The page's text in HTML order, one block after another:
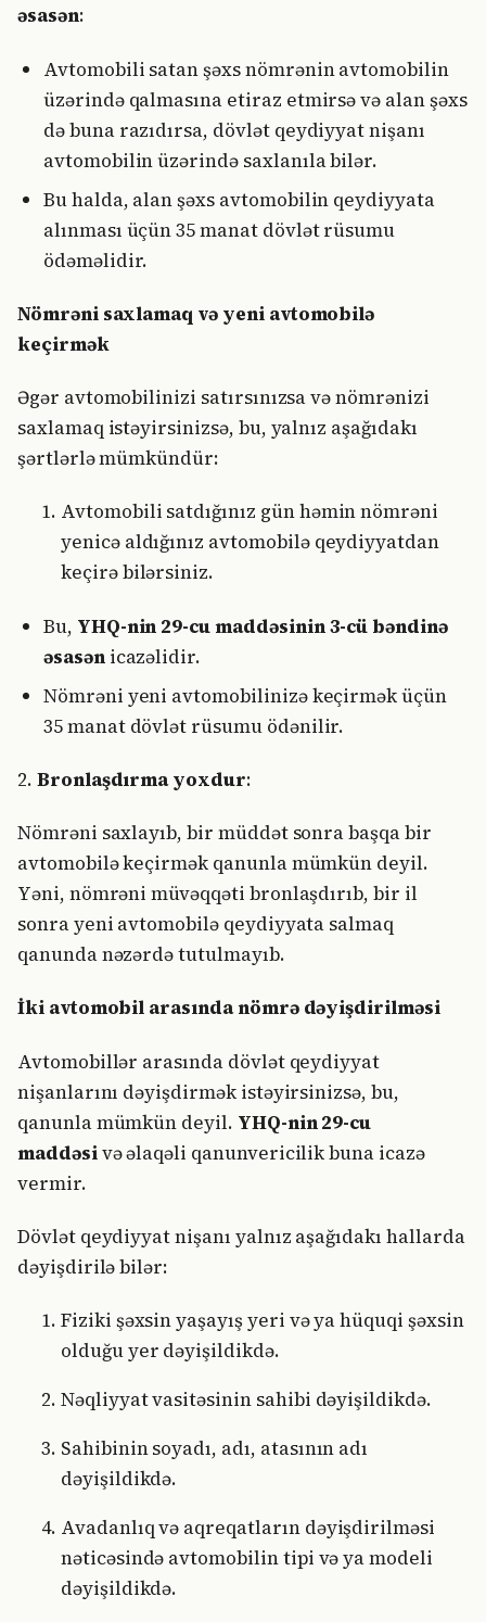
əsasən:
Avtomobili satan şəxs nömrənin avtomobilin
üzərində qalmasına etiraz etmirsə və alan şəxs
də buna razıdırsa, dövlət qeydiyyat nişanı
avtomobilin üzərində saxlanıla bilər.
Bu halda, alan şəxs avtomobilin qeydiyyata
alınması üçün 35 manat dövlət rüsumu
ödəməlidir.
Nömrəni saxlamaq və yeni avtomobilə
keçirmək
Əgər avtomobilinizi satırsınızsa və nömrənizi
saxlamaq istəyirsinizsə, bu, yalnız aşağıdakı
şərtlərlə mümkündür:
Avtomobili satdığınız gün həmin nömrəni
yenicə aldığınız avtomobilə qeydiyyatdan
keçirə bilərsiniz.
Bu, YHQ-nin 29-cu maddəsinin 3-cü bəndinə
əsasənicazəlidir.
Nömrəni yeni avtomobilinizə keçirmək üçün
35 manat dövlət rüsumu ödənilir.
2. Bronlaşdırma yoxdur:
Nömrəni saxlayıb, bir müddət sonra başqa bir
avtomobilə keçirmək qanunla mümkün deyil.
Yəni, nömrəni müvəqqəti bronlaşdırıb, bir il
sonra yeni avtomobilə qeydiyyata salmaq
qanunda nəzərdə tutulmayıb.
İki avtomobil arasında nömrə dəyişdirilməsi
Avtomobillər arasında dövlət qeydiyyat
nişanlarını dəyişdirmək istəyirsinizsə, bu,
qanunla mümkün deyil. YHQ-nin 29-cu
maddəsivə əlaqəli qanunvericilik buna icazə
vermir.
Dövlət qeydiyyat nişanı yalnız aşağıdakı hallarda
dəyişdirilə bilər:
Fiziki şəxsin yaşayış yeri və ya hüquqi şəxsin
olduğu yer dəyişildikdə.
Nəqliyyat vasitəsinin sahibi dəyişildikdə.
Sahibinin soyadı, adı, atasının adı
dəyişildikdə.
Avadanlıq və aqreqatların dəyişdirilməsi
nəticəsində avtomobilin tipi və ya modeli
dəyişildikdə.